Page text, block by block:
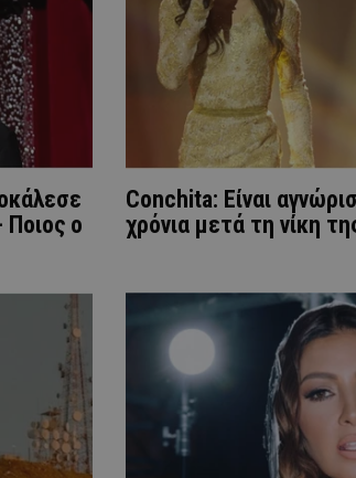
Ποιος ο
Conchita: Είναι
χρόνια μετά τη νίκη